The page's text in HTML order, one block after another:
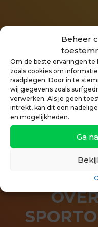
Beheer
Om de beste ervaringen
zoals cookies om
raadplegen. Door in te
wij gegevens zoals
verwerken. Als je geen
intrekt, kan dit een
en mogelijkheden.
Ga